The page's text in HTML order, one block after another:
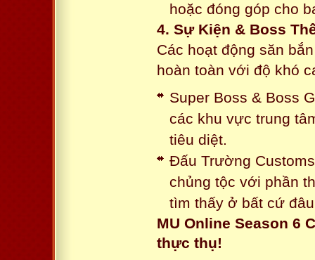
hoặc đóng góp cho
4. Sự Kiện & Boss
Các hoạt động săn
hoàn toàn với độ khó
Super Boss & Boss
các khu vực trung
tiêu diệt.
Đấu Trường
chủng tộc với phần
tìm thấy ở bất cứ
MU Online Season 6
thực thụ!